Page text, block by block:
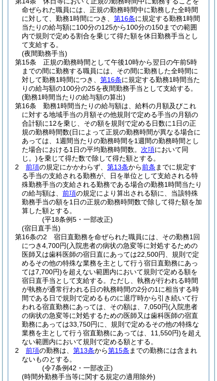
命ぜられた職員には、正規の勤務時間中に勤務した全時間
に対して、勤務1時間につき、 第16条に規定する勤務1時間
当たりの給与額に100分の125から100分の150までの範囲
内で規則で定める割合を乗じて得た額を休日勤務手当とし
て支給する。
(夜間勤務手当)
第15条
正規の勤務時間として午後10時から翌日の午前5時
までの間に勤務する職員には、その間に勤務した全時間に
対して勤務1時間につき、 第16条に規定する勤務1時間当た
りの給与額の100分の25を夜間勤務手当として支給する。
(勤務1時間当たりの給与額の算出)
第16条
勤務1時間当たりの給与額は、給料の月額及びこれ
に対する地域手当の月額その他規則で定める手当の月額の
合計額に12を乗じ、その額を規則で定める日数に1日の正
規の勤務時間数(日によって正規の勤務時間が異なる場合に
あっては、1週間当たりの勤務時間を1週間の勤務時間とし
た場合における1日の平均勤務時間数。 次項において同
じ。)を乗じて得た数で除して得た額とする。
2
前項の規定にかかわらず、 第13条から前条 までに規定す
る手当の支給される勤務が、日を単位として支給される特
殊勤務手当の支給される勤務である場合の勤務1時間当たり
の給与額は、 前項の規定により算出される額に、当該特殊
勤務手当の額を1日の正規の勤務時間数で除して得た額を加
算した額とする。
(平18条例5・一部改正)
(宿日直手当)
第16条の2
宿日直勤務を命ぜられた職員には、その勤務1回
につき4,700円(入院患者の病状の急変等に対処するための
医師又は歯科医師の宿日直にあっては22,500円、規則で定
めるその他の特殊な業務を主として行う宿日直勤務にあっ
ては7,700円)を超えない範囲内において規則で定める額を
宿日直手当として支給する。 ただし、執務が行われる時間
が執務が通常行われる日の執務時間の2分の1に相当する時
間である日で規則で定めるものに退庁時から引き続いて行
われる宿直勤務にあっては、その額は、7,050円(入院患者
の病状の急変等に対処するための医師又は歯科医師の宿直
勤務にあっては33,750円に、規則で定めるその他の特殊な
業務を主として行う宿直勤務にあっては、11,550円)を超え
ない範囲内において規則で定める額とする。
2
前項の勤務は、 第13条から第15条 までの勤務には含まれ
ないものとする。
(令7条例42・一部改正)
(時間外勤務手当等に関する規定の適用除外)